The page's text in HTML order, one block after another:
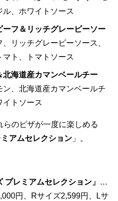
、ホワイトソース
ーフ＆リッチグレービーソー
リッチグレービーソース、
ト、トマトソース
北海道産カマンベールチー
ン、北海道産カマンベールチ
イトソース
のピザが一度に楽しめる
アムセレクション 」。
プレミアムセレクション」 …
円、Rサイズ2,599円、Lサ